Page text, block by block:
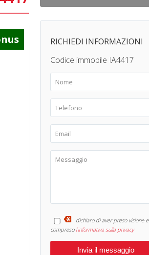
RICHIEDI INFORMAZIONI
Codice immobile IA4417
dichiaro di aver preso visione e
compreso l'informativa sulla privacy